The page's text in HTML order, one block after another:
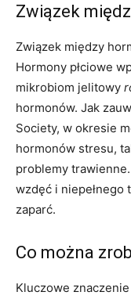
Związek
Związek między
Hormony płciowe
mikrobiom jelitowy
hormonów. Jak
Society, w okresie
hormonów stresu,
problemy
wzdęć i niepełnego
zaparć.
Co można
Kluczowe